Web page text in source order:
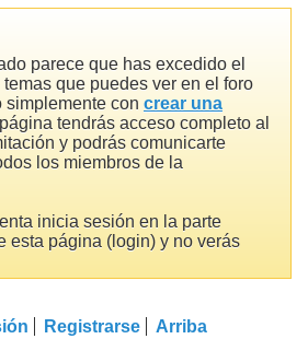
parece que has excedido el
que puedes ver en el foro
simplemente con crear una
tendrás acceso completo al
y podrás comunicarte
los miembros de la
inicia sesión en la parte
esta página (login) y no verás
Registrarse Arriba